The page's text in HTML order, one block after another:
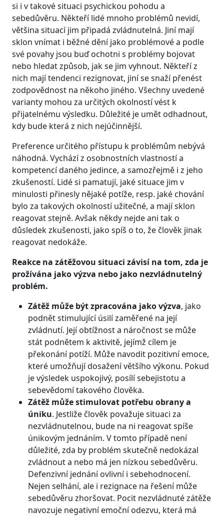
si i v takové situaci psychickou pohodu a
sebedůvěru. Někteří lidé mnoho problémů nevidí,
většina situací jim připadá zvládnutelná. Jiní mají
sklon vnímat i běžné dění jako problémové a podle
své povahy jsou buď ochotni s problémy bojovat
nebo hledat způsob, jak se jim vyhnout. Někteří z
nich mají tendenci rezignovat, jiní se snaží přenést
zodpovědnost na někoho jiného. Všechny uvedené
varianty mohou za určitých okolností vést k
přijatelnému výsledku. Důležité je umět odhadnout,
kdy bude která z nich nejúčinnější.
Preference určitého přístupu k problémům nebývá
náhodná. Vychází z osobnostních vlastností a
kompetencí daného jedince, a samozřejmě i z jeho
zkušeností. Lidé si pamatují, jaké situace jim v
minulosti přinesly nějaké potíže, resp. jaké chování
bylo za takových okolností užitečné, a mají sklon
reagovat stejně. Avšak někdy nejde ani tak o
důsledek zkušenosti, jako spíš o to, že člověk jinak
reagovat nedokáže.
Reakce na zátěžovou situaci závisí na tom, zda je
prožívána jako výzva nebo jako nezvládnutelný
problém.
Zátěž může být zpracována jako výzva, jako
podnět stimulující úsilí zaměřené na její
zvládnutí. Její obtížnost a náročnost se může
stát podnětem k aktivitě, jejímž cílem je
překonání potíží. Může navodit pozitivní emoce,
které umožňují dosažení většího výkonu. Pokud
je výsledek uspokojivý, posílí sebejistotu a
sebevědomí takového člověka.
Zátěž může stimulovat potřebu obrany a
úniku. Jestliže člověk považuje situaci za
nezvládnutelnou, bude na ni reagovat spíše
únikovým jednáním. V tomto případě není
důležité, zda by problém skutečně nedokázal
zvládnout a nebo má jen nízkou sebedůvěru.
Defenzivní jednání ovlivní i sebehodnocení.
Nejen selhání, ale i rezignace na řešení může
sebedůvěru zhoršovat. Pocit nezvládnuté zátěže
navozuje negativní emoční odezvu, která má